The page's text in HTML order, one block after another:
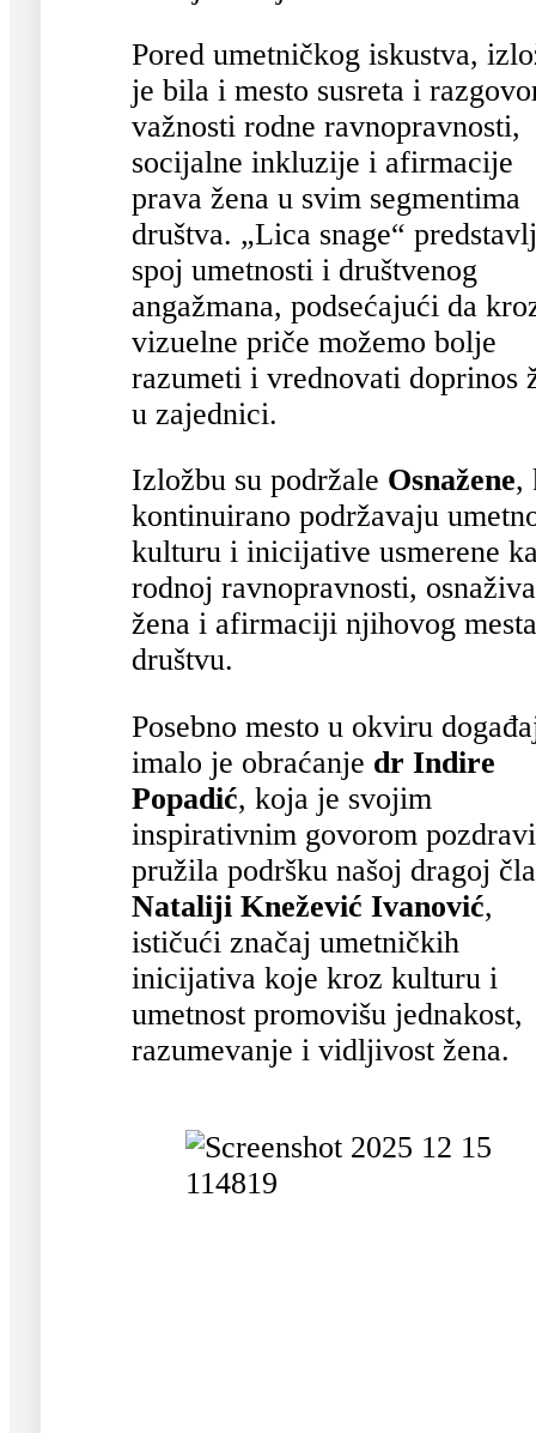
Pored umetničkog iskustva,
je bila i mesto susreta i
važnosti rodne ravnopravnosti,
socijalne inkluzije i afirmacije
prava žena u svim segmentima
društva. „Lica snage“
spoj umetnosti i društvenog
angažmana, podsećajući da
vizuelne priče možemo bolje
razumeti i vrednovati doprinos
u zajednici.
Izložbu su podržale Osnažene,
kontinuirano podržavaju
kulturu i inicijative usmerene
rodnoj ravnopravnosti,
žena i afirmaciji njihovog
društvu.
Posebno mesto u okviru
imalo je obraćanje dr Indire
Popadić, koja je svojim
inspirativnim govorom
pružila podršku našoj dragoj
Nataliji Knežević Ivanović,
ističući značaj umetničkih
inicijativa koje kroz kulturu i
umetnost promovišu jednakost,
razumevanje i vidljivost žena.